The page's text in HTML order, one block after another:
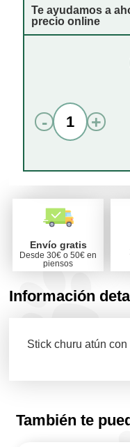
Te ayudamos a
precio online
- +
Envío gratis
Desde 30€ o 50€ en
piensos
Información
Stick churu atún con
También te